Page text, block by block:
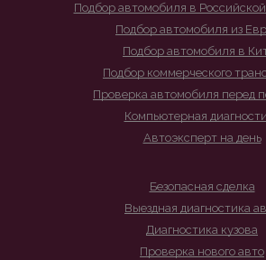
Подбор автомобиля в
Подбор автомобиля из
Подбор автомобиля в
Подбор коммерческого
Проверка автомобиля перед
Компьютерная
Автоэксперт на день
Безопасная сделка
Выездная диагностика
Диагностика кузова
Проверка нового авто